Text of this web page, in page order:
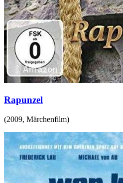
Rapunzel
(2009, Märchenfilm)